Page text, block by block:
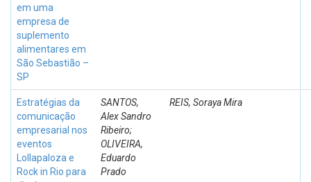
em uma
empresa de
suplemento
alimentares em
São Sebastião –
SP
Estratégias da
comunicação
empresarial nos
eventos
Lollapaloza e
Rock in Rio para
SANTOS,
Alex Sandro
Ribeiro;
OLIVEIRA,
Eduardo
Prado
REIS, Soraya Mira